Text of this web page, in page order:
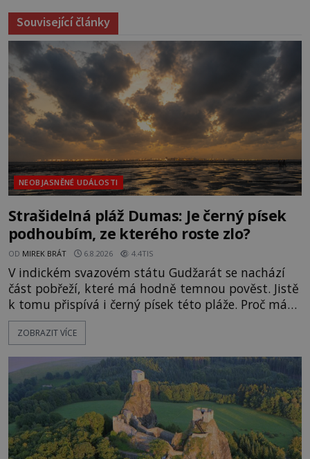
Související články
NEOBJASNĚNÉ UDÁLOSTI
Strašidelná pláž Dumas: Je černý písek
podhoubím, ze kterého roste zlo?
OD MIREK BRÁT 6.8.2026 4.4TIS
V indickém svazovém státu Gudžarát se nachází
část pobřeží, které má hodně temnou pověst. Jistě
k tomu přispívá i černý písek této pláže. Proč má
pláž takové netypické zbarvení? Nakolik jsou
pravdivé historky, že zde došlo k nevysvětlitelným
následovat. Vstupujeme na pláž Dumas ve městě
Surat. Gu
ZOBRAZIT VÍCE